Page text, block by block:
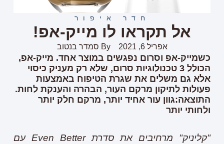
חדר איפור
אל תקראו לו מייק-אפ!
אפריל 6, 2021 By סמדר בנטוב
כשמייק-אפ וסרום נפגשים במוצר אחד. מייק-אפ,
הכולל 3 טכנולוגיות סרום, שלא רק מעניק כיסוי
אלא גם משלים את שגרת הטיפוח באמצעות
פעולות לתיקון מרקם העור, הבהרה והענקת לחות.
התוצאה:גוון עור אחיד יותר, מרקם חלק יותר
ולחותי יותר
"קליניק" מרחיבים את סדרתEven Better עם